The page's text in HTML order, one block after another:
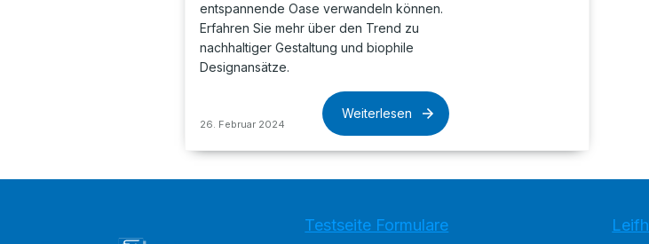
entspannende Oase verwandeln können.
Erfahren Sie mehr über den Trend zu
nachhaltiger Gestaltung und biophile
Designansätze.
26. Februar 2024
Weiterlesen
Testseite Formulare